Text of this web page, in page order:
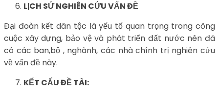
LỊCH SỬ NGHIÊN CỨU VẤN ĐỀ
Đại đoàn kết dân tộc là yếu tố quan trọng trong công
cuộc xây dựng, bảo vệ và phát triển đất nước nên đã
có các ban,bộ , nghành, các nhà chính trị nghiên cứu
về vấn đề này.
KẾT CẤU ĐỀ TÀI: